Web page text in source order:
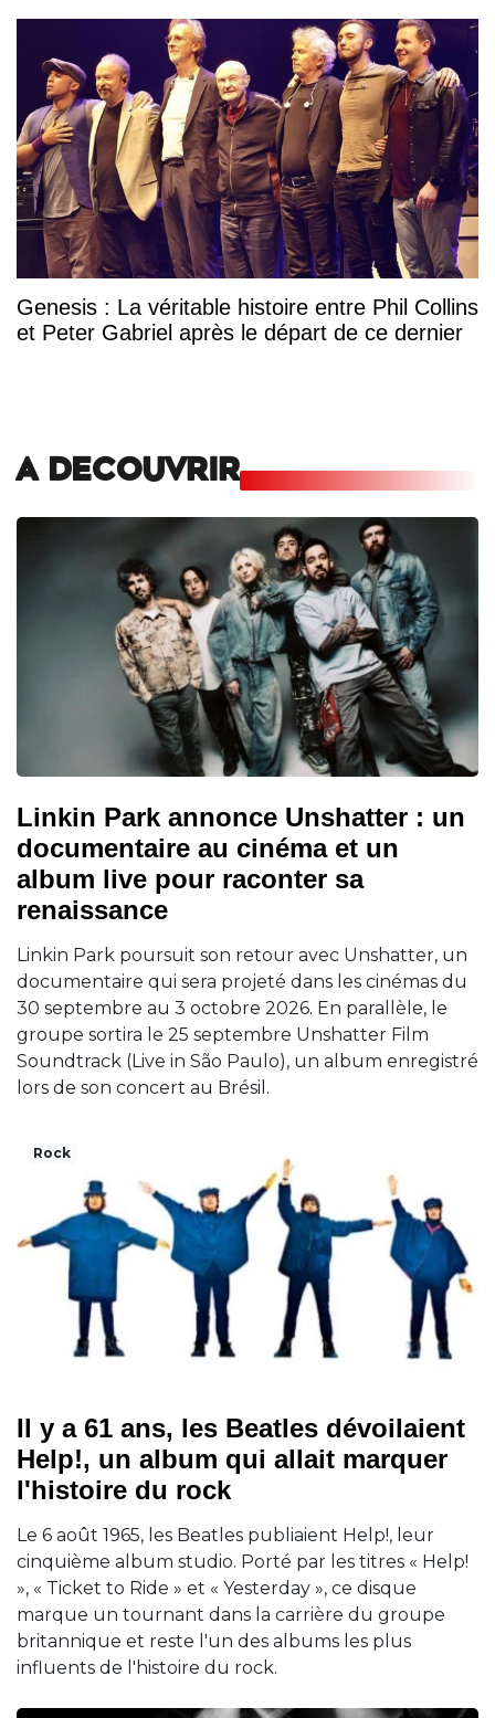
Genesis : La véritable histoire entre Phil Collins
et Peter Gabriel après le départ de ce dernier
A DECOUVRIR
Linkin Park annonce Unshatter : un
documentaire au cinéma et un
album live pour raconter sa
renaissance
Linkin Park poursuit son retour avec Unshatter, un
documentaire qui sera projeté dans les cinémas du
30 septembre au 3 octobre 2026. En parallèle, le
groupe sortira le 25 septembre Unshatter Film
Soundtrack (Live in São Paulo), un album enregistré
lors de son concert au Brésil.
Rock
Il y a 61 ans, les Beatles dévoilaient
Help!, un album qui allait marquer
l'histoire du rock
Le 6 août 1965, les Beatles publiaient Help!, leur
cinquième album studio. Porté par les titres « Help!
», « Ticket to Ride » et « Yesterday », ce disque
marque un tournant dans la carrière du groupe
britannique et reste l'un des albums les plus
influents de l'histoire du rock.